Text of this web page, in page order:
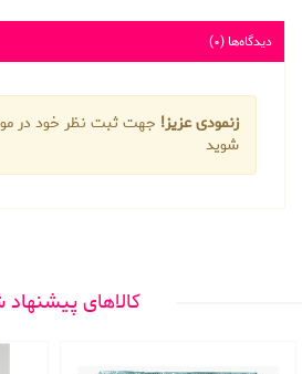
دیدگاه‌ها (0)
زنمودی عزیز! جهت ثبت نظر خود در
شوید
کالاهای